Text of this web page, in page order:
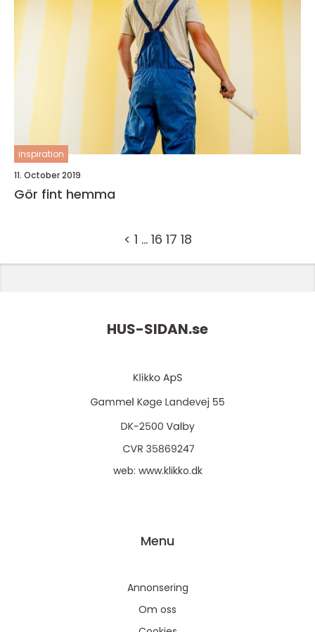
inspiration
11. October 2019
Gör fint hemma
< 1 … 16 17 18
HUS-SIDAN.se
web: www.klikko.dk
Menu
Annonsering
Om oss